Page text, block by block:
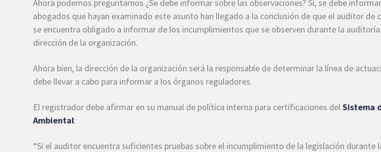
Ahora podemos preguntarnos ¿Se debe informar sobre las observaciones? Sí, se debe
abogados que hayan examinado este asunto han llegado a la conclusión de que el auditor de
se encuentra obligado a informar de los incumplimientos que se observen durante la
dirección de la organización.
Ahora bien, la dirección de la organización será la responsable de determinar la línea de
debe llevar a cabo para informar a los órganos reguladores.
El registrador debe afirmar en su manual de política interna para certificaciones delSistema
Ambiental:
“Si el auditor encuentra suficientes pruebas sobre el incumplimiento de la legislación durante